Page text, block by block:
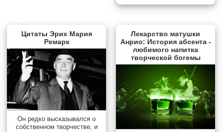
Цитаты Эрих Мария
Ремарк
Он редко высказывался о
собственном творчестве, и
Лекарство матушки
Анрио: История абсента -
любимого напитка
творческой богемы